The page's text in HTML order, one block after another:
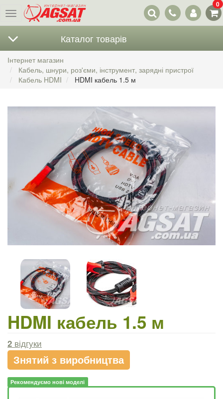
Меню
Наші
контакти
0
Каталог товарів
Інтернет магазин
Кабель, шнури, роз'єми, інструмент, зарядні пристрої
Кабель HDMI
HDMI кабель 1.5 м
HDMI кабель 1.5 м
2 відгуки
Знятий з виробництва
Рекомендуємо нові моделі